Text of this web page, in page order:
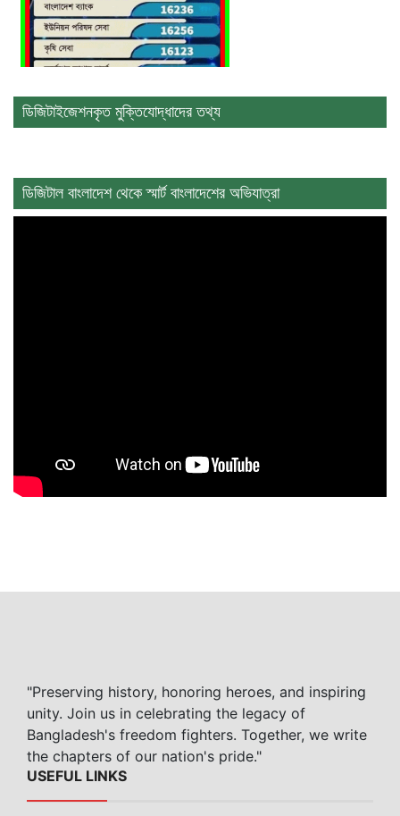
ডিজিটাইজেশনকৃত মুক্তিযোদ্ধাদের তথ্য
ডিজিটাল বাংলাদেশ থেকে স্মার্ট বাংলাদেশের অভিযাত্রা
"Preserving history, honoring heroes, and inspiring
unity. Join us in celebrating the legacy of
Bangladesh's freedom fighters. Together, we write
the chapters of our nation's pride."
USEFUL LINKS